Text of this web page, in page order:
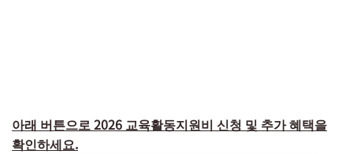
아래 버튼으로 2026 교육활동지원비 신청 및 추가 혜택을
확인하세요.